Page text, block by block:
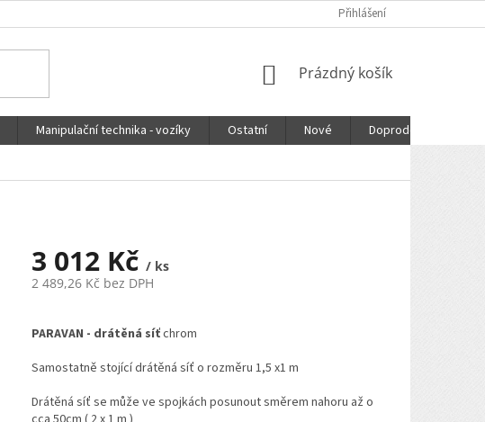
Přihlášení
NÁKUPNÍ
Prázdný košík
Manipulační technika - vozíky Ostatní Nové Doprodej
3 012 Kč / ks
2 489,26 Kč bez DPH
cena:
PARAVAN - drátěná síťchrom
Samostatně stojící drátěná síť o rozměru 1,5 x1 m
Drátěná síť se může ve spojkách posunout směrem nahoru až o